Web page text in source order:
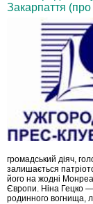
Закарпаття (про
громадський діяч,
залишається
його на жодні
Європи. Ніна Гецко
родинного вогнища,